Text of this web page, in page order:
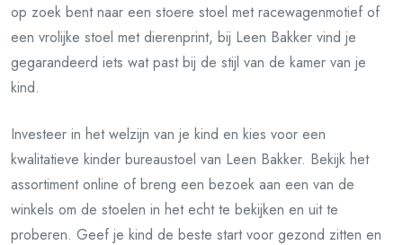
op zoek bent naar een stoere stoel met racewagenmotief of
een vrolijke stoel met dierenprint, bij Leen Bakker vind je
gegarandeerd iets wat past bij de stijl van de kamer van je
kind.
Investeer in het welzijn van je kind en kies voor een
kwalitatieve kinder bureaustoel van Leen Bakker. Bekijk het
assortiment online of breng een bezoek aan een van de
winkels om de stoelen in het echt te bekijken en uit te
proberen. Geef je kind de beste start voor gezond zitten en